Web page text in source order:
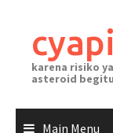
content
karena risiko
asteroid
Main Menu